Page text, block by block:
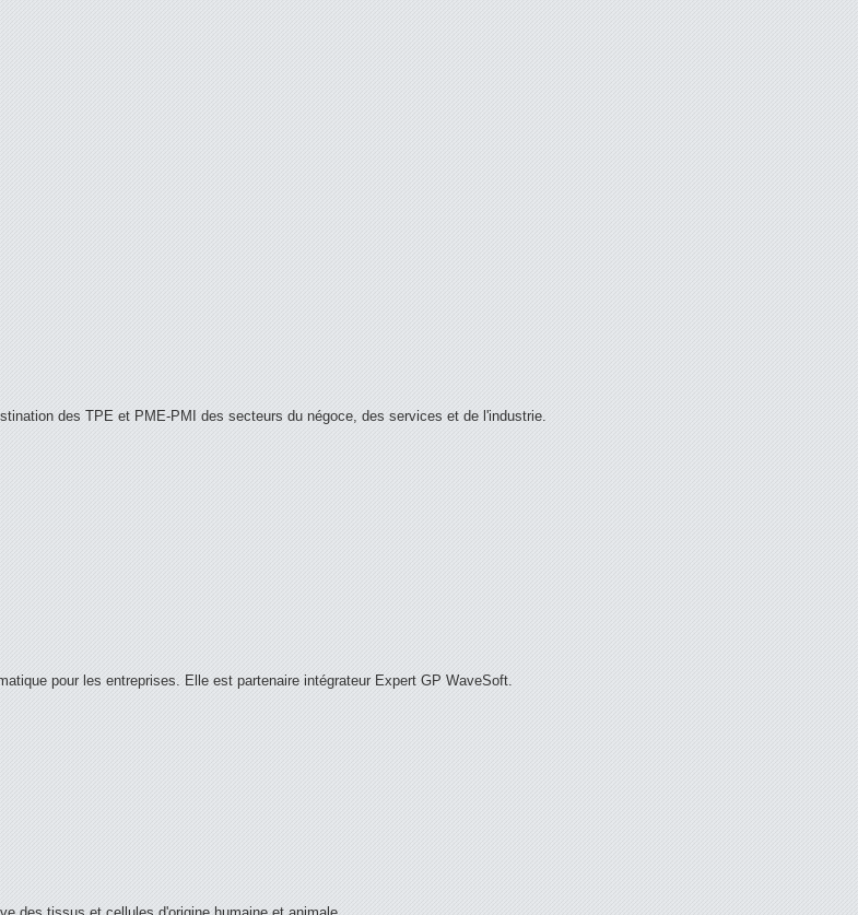
des TPE et PME-PMI des secteurs du négoce, des services et de l'industrie.
pour les entreprises. Elle est partenaire intégrateur Expert GP WaveSoft.